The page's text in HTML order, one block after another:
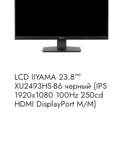
LCD IIYAMA 23.8″″
XU2493HS-B6 черный {IPS
1920x1080 100Hz 250cd
HDMI DisplayPort M/M}